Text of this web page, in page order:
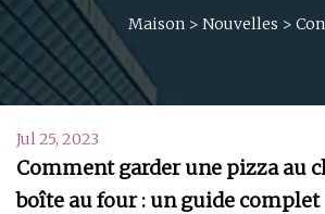
Maison > Nouvelles >
Jul 25, 2023
Comment garder une pizza au
boîte au four : un guide complet